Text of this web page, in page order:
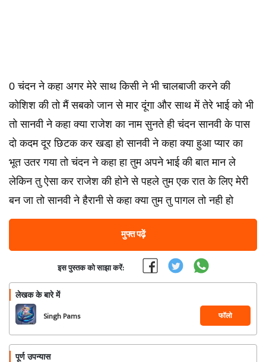
0 चंदन ने कहा अगर मेरे साथ किसी ने भी चालबाजी करने की
कोशिश की तो मैं सबको जान से मार दूंगा और साथ में तेरे भाई को भी
तो सानवी ने कहा क्या राजेश का नाम सुनते ही चंदन सानवी के पास
दो कदम दूर छिटक कर खडा़ हो सानवी ने कहा क्या हुआ प्यार का
भूत उतर गया तो चंदन ने कहा हा तुम अपने भाई की बात मान ले
लेकिन तु ऐसा कर राजेश की होने से पहले तुम एक रात के लिए मेरी
बन जा तो सानवी ने हैरानी से कहा क्या तुम तु पागल तो नही हो
मुफ्त पढ़ें
इस पुस्तक को साझा करें:
लेखक के बारे में
Singh Pams फॉलो
पूर्ण उपन्यास